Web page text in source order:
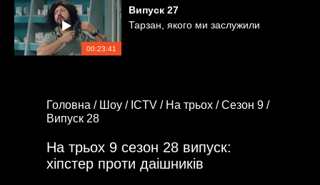
00:23:41
Випуск 27
Тарзан, якого ми заслужили
Головна / Шоу / ICTV / На трьох /Сезон 9 /
Випуск 28
На трьох 9 сезон 28 випуск:
хіпстер проти даішників